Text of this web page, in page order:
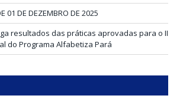
01 DE DEZEMBRO DE 2025
resultados das práticas aprovadas para o II
do Programa Alfabetiza Pará